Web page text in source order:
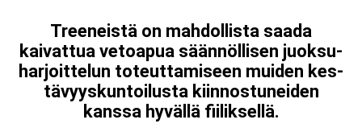
Tree­neis­tä on mah­dol­lis­ta saada
kaivattua vetoapua sään­nöl­li­sen juok­su­
har­joit­te­lun to­teut­ta­mi­seen muiden kes­
tä­vyys­kun­toi­lus­ta kiin­nos­tu­nei­den
kanssa hyvällä fii­lik­sel­lä.